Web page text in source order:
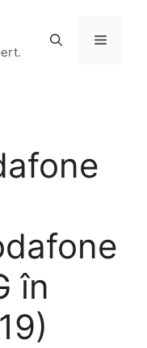
Menu
în